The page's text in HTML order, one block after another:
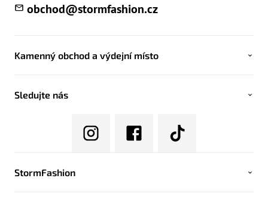
obchod@stormfashion.cz
Kamenný obchod a výdejní místo
Sledujte nás
StormFashion